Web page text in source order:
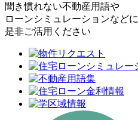
聞き慣れない不動産用語や
ローンシミュレーションなどに
是非ご活用ください